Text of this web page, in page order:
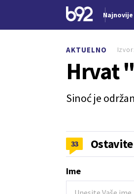
Najnovije
AKTUELNO
Hrvat
Sinoć je
Izvor:
33
Ime